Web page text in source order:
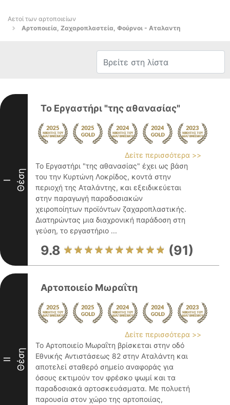
Αετοί των αρτοποιείων
Αρτοποιεία, Ζαχαροπλαστεία, Φούρνοι - Αταλαντη
I Θέση
Το Εργαστήρι "της αθανασίας"
Δείτε περισσότερα >>
Το Εργαστήρι "της αθανασίας" έχει ως βάση
του την Κυρτώνη Λοκρίδος, κοντά στην
περιοχή της Αταλάντης, και εξειδικεύεται
στην παραγωγή παραδοσιακών
χειροποίητων προϊόντων ζαχαροπλαστικής.
Διατηρώντας μια διαχρονική παράδοση στη
γεύση, το εργαστήριο ...
9.8 (91)
II Θέση
Αρτοποιείο Μωραΐτη
Δείτε περισσότερα >>
Το Αρτοποιείο Μωραΐτη βρίσκεται στην οδό
Εθνικής Αντιστάσεως 82 στην Αταλάντη και
αποτελεί σταθερό σημείο αναφοράς για
όσους εκτιμούν τον φρέσκο ψωμί και τα
παραδοσιακά αρτοσκευάσματα. Με πολυετή
παρουσία στον χώρο της αρτοποιίας,